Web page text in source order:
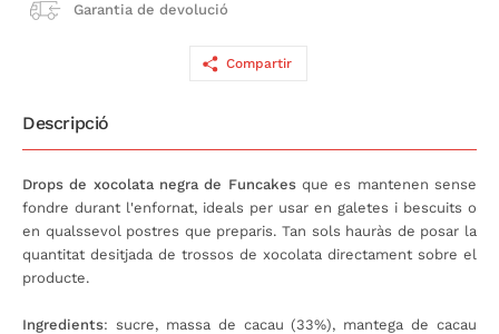
Garantia de devolució
Compartir
Descripció
Drops de xocolata negra de Funcakesque es mantenen sense
fondre durant l'enfornat, ideals per usar en galetes i bescuits o
en qualssevol postres que preparis. Tan sols hauràs de posar la
quantitat desitjada de trossos de xocolata directament sobre el
producte.
Ingredients: sucre, massa de cacau (33%), mantega de cacau